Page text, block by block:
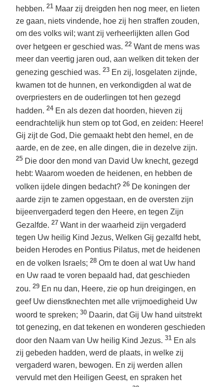
hebben. 21 Maar zij dreigden hen nog meer, en lieten
ze gaan, niets vindende, hoe zij hen straffen zouden,
om des volks wil; want zij verheerlijkten allen God
over hetgeen er geschied was. 22 Want de mens was
meer dan veertig jaren oud, aan welken dit teken der
genezing geschied was. 23 En zij, losgelaten zijnde,
kwamen tot de hunnen, en verkondigden al wat de
overpriesters en de ouderlingen tot hen gezegd
hadden. 24 En als dezen dat hoorden, hieven zij
eendrachtelijk hun stem op tot God, en zeiden: Heere!
Gij zijt de God, Die gemaakt hebt den hemel, en de
aarde, en de zee, en alle dingen, die in dezelve zijn.
25 Die door den mond van David Uw knecht, gezegd
hebt: Waarom woeden de heidenen, en hebben de
volken ijdele dingen bedacht? 26 De koningen der
aarde zijn te zamen opgestaan, en de oversten zijn
bijeenvergaderd tegen den Heere, en tegen Zijn
Gezalfde. 27 Want in der waarheid zijn vergaderd
tegen Uw heilig Kind Jezus, Welken Gij gezalfd hebt,
beiden Herodes en Pontius Pilatus, met de heidenen
en de volken Israels; 28 Om te doen al wat Uw hand
en Uw raad te voren bepaald had, dat geschieden
zou. 29 En nu dan, Heere, zie op hun dreigingen, en
geef Uw dienstknechten met alle vrijmoedigheid Uw
woord te spreken; 30 Daarin, dat Gij Uw hand uitstrekt
tot genezing, en dat tekenen en wonderen geschieden
door den Naam van Uw heilig Kind Jezus. 31 En als
zij gebeden hadden, werd de plaats, in welke zij
vergaderd waren, bewogen. En zij werden allen
vervuld met den Heiligen Geest, en spraken het